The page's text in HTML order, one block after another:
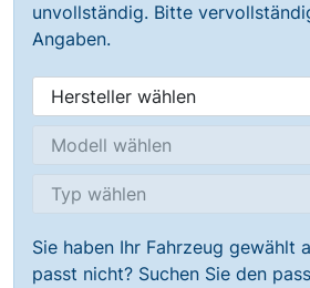
unvollständig. Bitte
Angaben.
Sie haben Ihr Fahrzeug gewählt
passt nicht? Suchen Sie den